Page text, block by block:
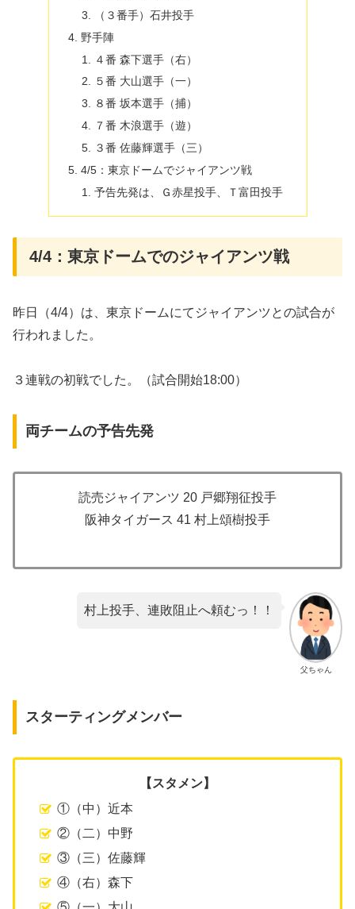
（３番手）石井投手
野手陣
４番 森下選手（右）
５番 大山選手（一）
８番 坂本選手（捕）
７番 木浪選手（遊）
３番 佐藤輝選手（三）
4/5：東京ドームでジャイアンツ戦
予告先発は、Ｇ赤星投手、Ｔ富田投手
4/4：東京ドームでのジャイアンツ戦
昨日（4/4）は、東京ドームにてジャイアンツとの試合が
行われました。
３連戦の初戦でした。（試合開始18:00）
両チームの予告先発
読売ジャイアンツ 20 戸郷翔征投手
阪神タイガース 41 村上頌樹投手
父ちゃん
村上投手、連敗阻止へ頼むっ！！
スターティングメンバー
【スタメン】
①（中）近本
②（二）中野
③（三）佐藤輝
④（右）森下